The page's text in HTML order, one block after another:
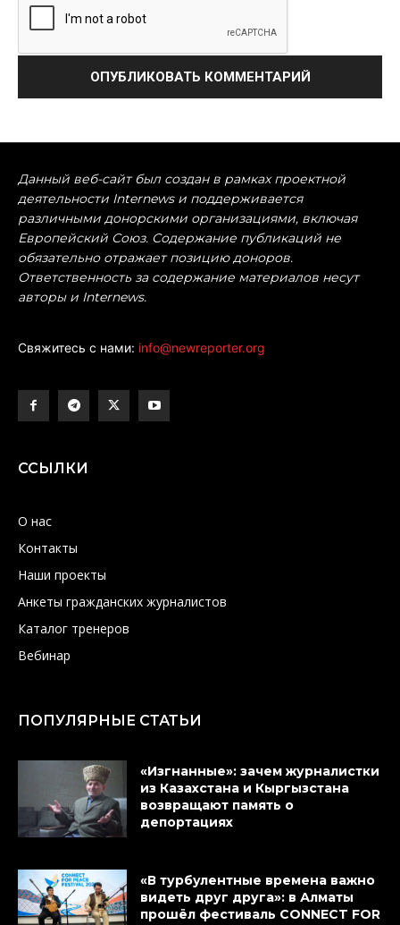
Данный веб-сайт был создан в рамках проектной
деятельности Internews и поддерживается
различными донорскими организациями, включая
Европейский Союз. Содержание публикаций не
обязательно отражает позицию доноров.
Ответственность за содержание материалов несут
авторы и Internews.
Свяжитесь с нами: info@newreporter.org
ССЫЛКИ
О нас
Контакты
Наши проекты
Анкеты гражданских журналистов
Каталог тренеров
Вебинар
ПОПУЛЯРНЫЕ СТАТЬИ
«Изгнанные»: зачем журналистки
из Казахстана и Кыргызстана
возвращают память о
депортациях
«В турбулентные времена важно
видеть друг друга»: в Алматы
прошёл фестиваль CONNECT FOR